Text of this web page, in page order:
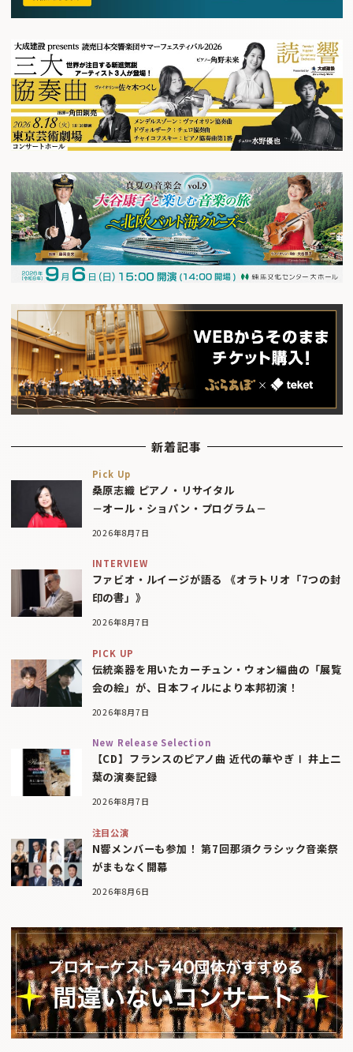
新着記事
Pick Up
桑原志織 ピアノ・リサイタル
－オール・ショパン・プログラム－
2026年8月7日
INTERVIEW
ファビオ・ルイージが語る 《オラトリオ「7つの封
印の書」》
2026年8月7日
PICK UP
伝統楽器を用いたカーチュン・ウォン編曲の「展覧
会の絵」が、日本フィルにより本邦初演！
2026年8月7日
New Release Selection
【CD】フランスのピアノ曲 近代の華やぎⅠ 井上二
葉の演奏記録
2026年8月7日
注目公演
N響メンバーも参加！ 第7回那須クラシック音楽祭
がまもなく開幕
2026年8月6日